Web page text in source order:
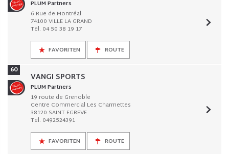
PLUM Partners
6 Rue de Montréal
74100 VILLE LA GRAND
Tel. 04 50 38 19 17
FAVORITEN ROUTE
60
VANGI SPORTS
PLUM Partners
19 route de Grenoble
Centre Commercial Les Charmettes
38120 SAINT EGREVE
Tel. 0492524391
FAVORITEN ROUTE